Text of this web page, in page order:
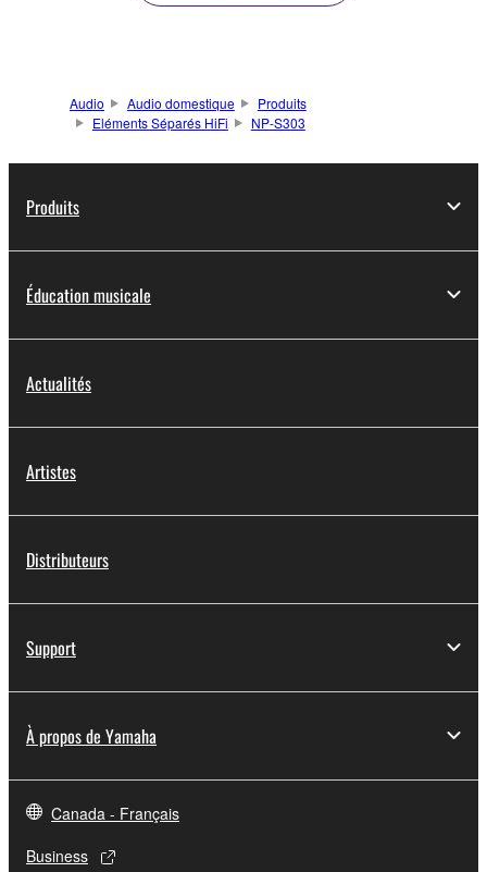
Audio Audio domestique
Produits
Eléments Séparés HiFi
NP-S303
Produits
Éducation musicale
Actualités
Artistes
Distributeurs
Support
À propos de Yamaha
Canada - Français
Business